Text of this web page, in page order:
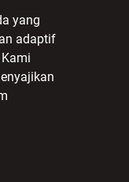
yang
adaptif